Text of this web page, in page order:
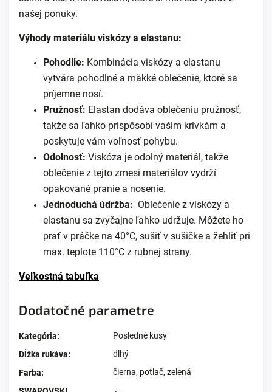
našej ponuky.
Výhody materiálu viskózy a elastanu:
Pohodlie: Kombinácia viskózy a elastanu
vytvára pohodlné a mäkké oblečenie, ktoré sa
príjemne nosí.
Pružnosť: Elastan dodáva oblečeniu pružnosť,
takže sa ľahko prispôsobí vašim krivkám a
poskytuje vám voľnosť pohybu.
Odolnosť: Viskóza je odolný materiál, takže
oblečenie z tejto zmesi materiálov vydrží
opakované pranie a nosenie.
Jednoduchá údržba: Oblečenie z viskózy a
elastanu sa zvyčajne ľahko udržuje. Môžete ho
prať v práčke na 40°C, sušiť v sušičke a žehliť pri
max. teplote 110°C z rubnej strany.
Veľkostná tabuľka
Dodatočné parametre
Kategória:
Posledné kusy
Dĺžka rukáva:
dlhý
Farba:
čierna, potlač, zelená